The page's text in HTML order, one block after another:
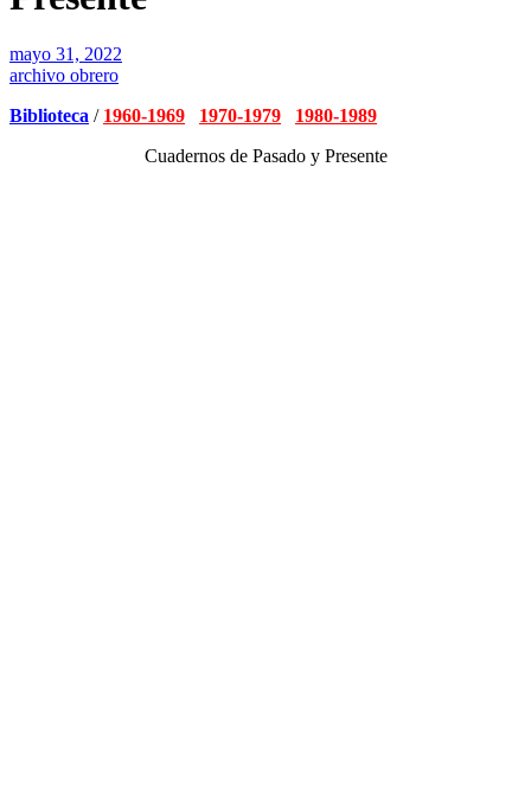
mayo 31, 2022
archivo obrero
Biblioteca / 1960-1969 1970-1979
1980-1989
Cuadernos de Pasado y Presente